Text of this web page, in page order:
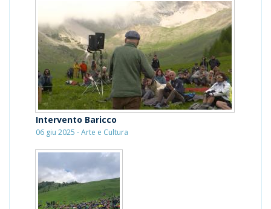
Intervento Baricco
06 giu 2025 - Arte e Cultura